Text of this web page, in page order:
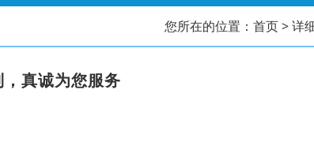
您所在的位置： 首页> 详
真诚为您服务